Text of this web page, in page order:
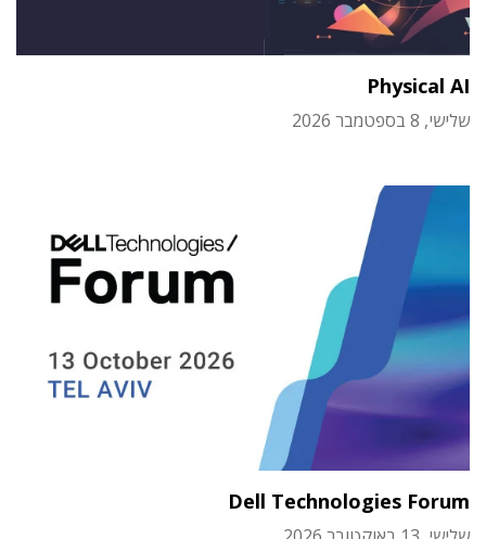
Physical AI
שלישי, 8 בספטמבר 2026
Dell Technologies Forum